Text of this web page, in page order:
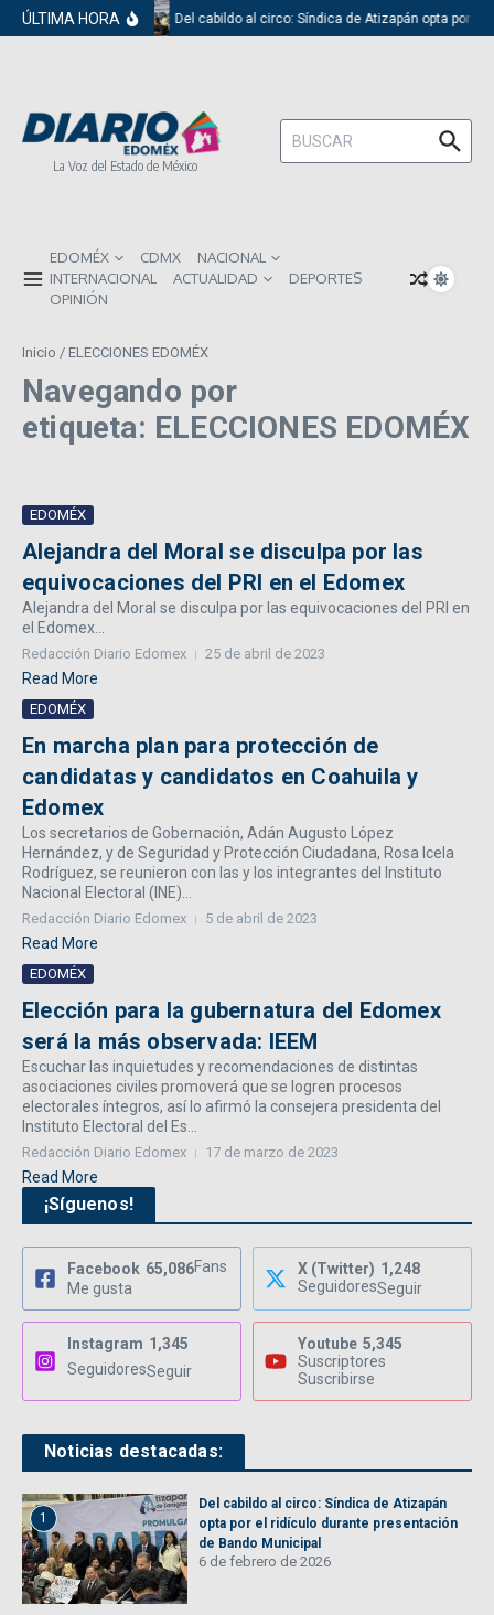
Saltar al contenido
ÚLTIMA HORA Del cabildo al circo: Síndica de Atizapán opta por
La Voz del Estado de México
Buscar:
EDOMÉX CDMX
NACIONAL
INTERNACIONAL
ACTUALIDAD
DEPORTES
OPINIÓN
Inicio / ELECCIONES EDOMÉX
Navegando por
etiqueta: ELECCIONES EDOMÉX
EDOMÉX
Alejandra del Moral se disculpa por las
equivocaciones del PRI en el Edomex
Alejandra del Moral se disculpa por las equivocaciones del PRI en
el Edomex...
Redacción Diario Edomex 25 de abril de 2023
Read More
EDOMÉX
En marcha plan para protección de
candidatas y candidatos en Coahuila y
Edomex
Los secretarios de Gobernación, Adán Augusto López
Hernández, y de Seguridad y Protección Ciudadana, Rosa Icela
Rodríguez, se reunieron con las y los integrantes del Instituto
Nacional Electoral (INE)...
Redacción Diario Edomex 5 de abril de 2023
Read More
EDOMÉX
Elección para la gubernatura del Edomex
será la más observada: IEEM
Escuchar las inquietudes y recomendaciones de distintas
asociaciones civiles promoverá que se logren procesos
electorales íntegros, así lo afirmó la consejera presidenta del
Instituto Electoral del Es...
Redacción Diario Edomex 17 de marzo de 2023
Read More
¡Síguenos!
Facebook 65,086Fans
Me gusta
X (Twitter) 1,248
SeguidoresSeguir
Instagram 1,345
SeguidoresSeguir
Youtube 5,345
Suscriptores
Suscribirse
Noticias destacadas:
1
Del cabildo al circo: Síndica de Atizapán
opta por el ridículo durante presentación
de Bando Municipal
6 de febrero de 2026